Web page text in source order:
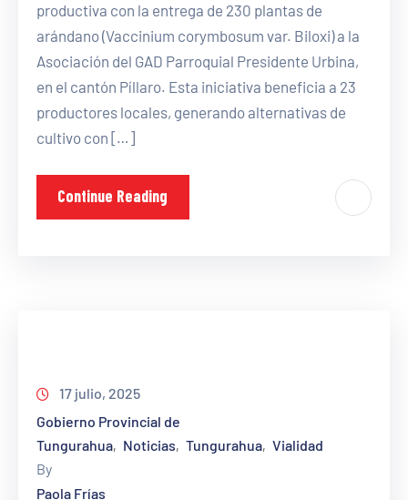
productiva con la entrega de 230 plantas de
arándano (Vaccinium corymbosum var. Biloxi) a la
Asociación del GAD Parroquial Presidente Urbina,
en el cantón Píllaro. Esta iniciativa beneficia a 23
productores locales, generando alternativas de
cultivo con […]
Continue Reading
17 julio, 2025
Gobierno Provincial de
Tungurahua‚ Noticias‚ Tungurahua‚ Vialidad
By
Paola Frías